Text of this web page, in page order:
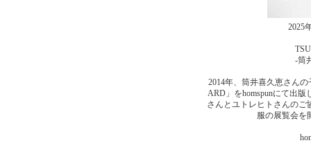
2025
-筒
2014年、筒井喜久恵さん
ARD」をhomspunにて出
さんとユトレヒトさんのご
服の展覧会を